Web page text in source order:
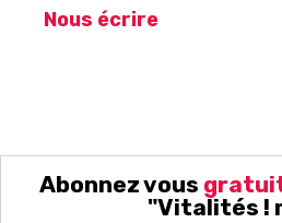
Nous écrire
Abonnez vous
"Vitalités !